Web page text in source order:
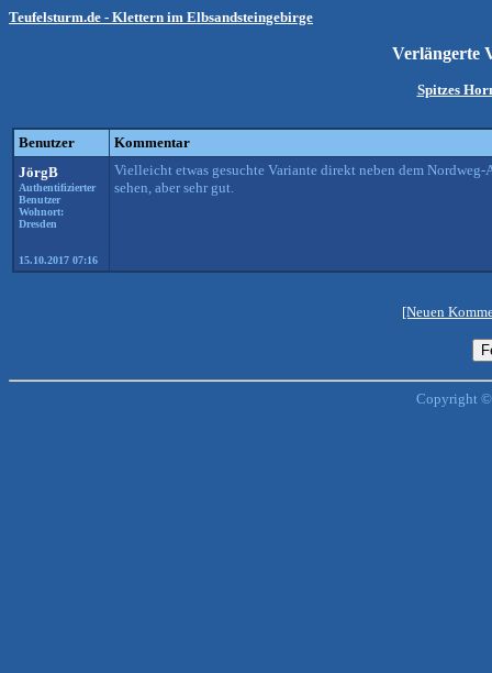
Teufelsturm.de - Klettern im Elbsandsteingebirge
Verlängerte
Spitzes
Benutzer
Kommentar
JörgB
Authentifizierter
Benutzer
Wohnort:
Dresden
15.10.2017 07:16
Vielleicht etwas gesuchte Variante direkt neben dem
sehen, aber sehr gut.
[Neuen
Copyright ©